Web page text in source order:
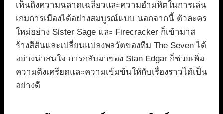
เห็นถึงความฉลาดเฉลียวและความอำมหิตในการเล่น
เกมการเมืองได้อย่างสมบูรณ์แบบ นอกจากนี้ ตัวละคร
ใหม่อย่าง Sister Sage และ Firecracker ก็เข้ามาส
ร้างสีสันและเปลี่ยนแปลงพลวัตของทีม The Seven ได้
อย่างน่าสนใจ การกลับมาของ Stan Edgar ก็ช่วยเพิ่ม
ความตึงเครียดและความเข้มข้นให้กับเรื่องราวได้เป็น
อย่างดี